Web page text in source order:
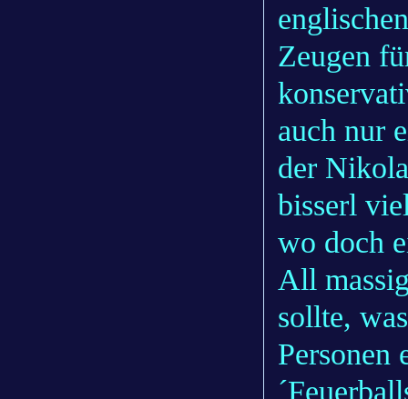
Zeugen
auch nur
der
bisserl
wo doch
All
sollte,
Personen